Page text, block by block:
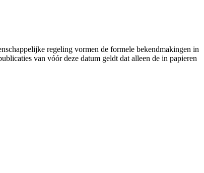
regeling vormen de formele bekendmakingen in
van vóór deze datum geldt dat alleen de in papieren